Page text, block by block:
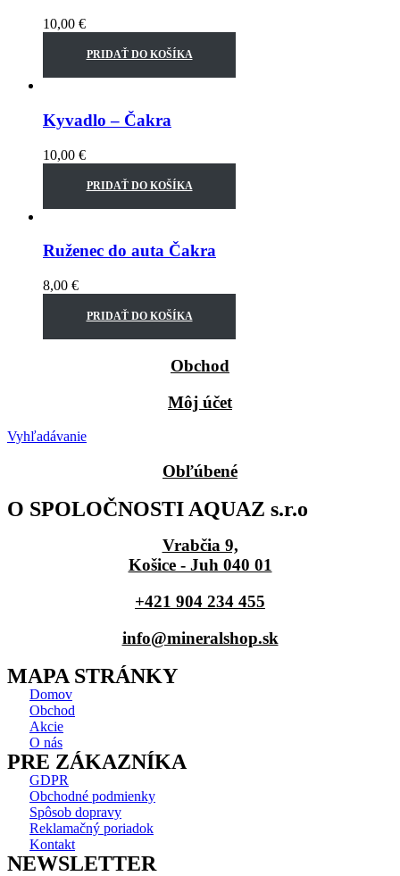
10,00 €
PRIDAŤ DO KOŠÍKA
Kyvadlo – Čakra
10,00 €
PRIDAŤ DO KOŠÍKA
Ruženec do auta Čakra
8,00 €
PRIDAŤ DO KOŠÍKA
Obchod
Môj účet
Vyhľadávanie
Obľúbené
O SPOLOČNOSTI AQUAZ s.r.o
Vrabčia 9,
Košice - Juh 040 01
+421 904 234 455
info@mineralshop.sk
MAPA STRÁNKY
Domov
Obchod
Akcie
O nás
PRE ZÁKAZNÍKA
GDPR
Obchodné podmienky
Spôsob dopravy
Reklamačný poriadok
Kontakt
NEWSLETTER